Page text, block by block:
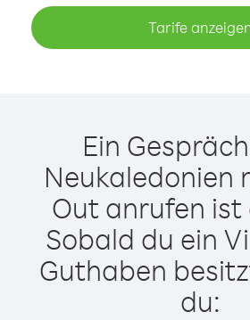
Tarife
Ein
Neukaledonien
Out anrufen ist
Sobald du ein
Guthaben
du: